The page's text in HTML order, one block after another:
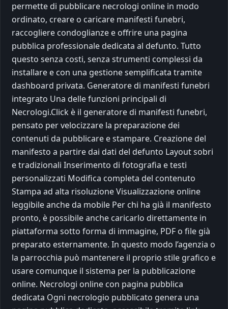
permette di pubblicare necrologi online in modo
ordinato, creare o caricare manifesti funebri,
raccogliere condoglianze e offrire una pagina
pubblica professionale dedicata al defunto. Tutto
questo senza costi, senza strumenti complessi da
installare e con una gestione semplificata tramite
dashboard privata. Generatore di manifesti funebri
integrato Una delle funzioni principali di
Necrologi.Click è il generatore di manifesti funebri,
pensato per velocizzare la preparazione dei
contenuti da pubblicare e stampare. Creazione del
manifesto a partire dai dati del defunto Layout sobri
e tradizionali Inserimento di fotografia e testi
personalizzati Modifica completa del contenuto
Stampa ad alta risoluzione Visualizzazione online
leggibile anche da mobile Per chi ha già il manifesto
pronto, è possibile anche caricarlo direttamente in
piattaforma sotto forma di immagine, PDF o file già
preparato esternamente. In questo modo l’agenzia o
la parrocchia può mantenere il proprio stile grafico e
usare comunque il sistema per la pubblicazione
online. Necrologi online con pagina pubblica
dedicata Ogni necrologio pubblicato genera una